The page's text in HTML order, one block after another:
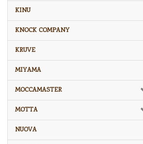
KINU
KNOCK COMPANY
KRUVE
MIYAMA
MOCCAMASTER
MOTTA
NUOVA